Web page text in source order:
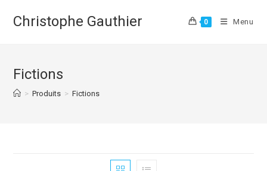
Christophe Gauthier 0 Menu
Fictions
> Produits > Fictions